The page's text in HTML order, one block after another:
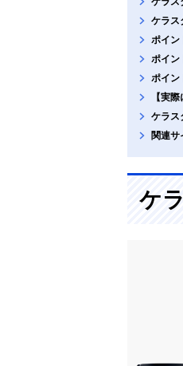
ケラス
ポイン
ポイン
ポイン
【実
ケラス
関連サ
ケ